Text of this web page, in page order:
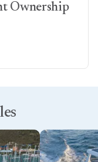
Ownership